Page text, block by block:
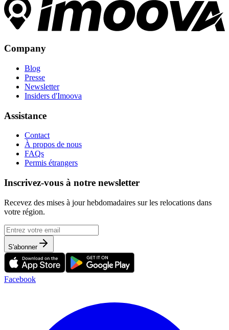
Company
Blog
Presse
Newsletter
Insiders d'Imoova
Assistance
Contact
À propos de nous
FAQs
Permis étrangers
Inscrivez-vous à notre newsletter
Recevez des mises à jour hebdomadaires sur les relocations dans
votre région.
S'abonner
Facebook